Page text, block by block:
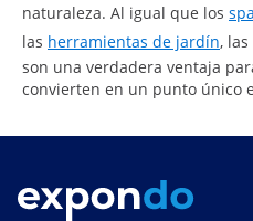
naturaleza. Al igual que los
las herramientas de jardín,
son una verdadera ventaja
convierten en un punto único